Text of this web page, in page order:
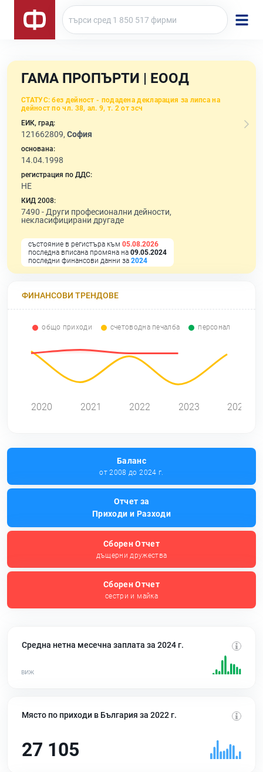
ГАМА ПРОПЪРТИ | ЕООД
СТАТУС: без дейност - подадена декларация за липса на
дейност по чл. 38, ал. 9, т. 2 от зсч
ЕИК, град:
121662809, София
основана:
14.04.1998
регистрация по ДДС:
НЕ
КИД 2008:
7490 - Други професионални дейности,
некласифицирани другаде
състояние в регистъра към 05.08.2026
последна вписана промяна на 09.05.2024
последни финансови данни за 2024
ФИНАНСОВИ ТРЕНДОВЕ
общо приходи счетоводна печалба персонал
2020 2021 2022 2023 2024
Баланс
от 2008 до 2024 г.
Отчет за
Приходи и Разходи
Сборен Отчет
дъщерни дружества
Сборен Отчет
сестри и майка
Средна нетна месечна заплата за 2024 г.
Място по приходи в България за 2022 г.
27 105